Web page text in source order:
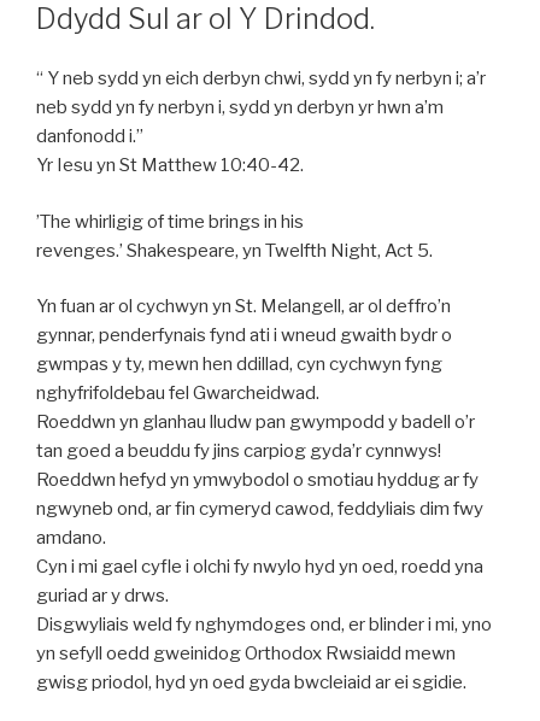
Ddydd Sul ar ol Y Drindod.
“ Y neb sydd yn eich derbyn chwi, sydd yn fy nerbyn i; a’r
neb sydd yn fy nerbyn i, sydd yn derbyn yr hwn a’m
danfonodd i.”
Yr Iesu yn St Matthew 10:40-42.
’The whirligig of time brings in his
revenges.’ Shakespeare, yn Twelfth Night, Act 5.
Yn fuan ar ol cychwyn yn St. Melangell, ar ol deffro’n
gynnar, penderfynais fynd ati i wneud gwaith bydr o
gwmpas y ty, mewn hen ddillad, cyn cychwyn fyng
nghyfrifoldebau fel Gwarcheidwad.
Roeddwn yn glanhau lludw pan gwympodd y badell o’r
tan goed a beuddu fy jins carpiog gyda’r cynnwys!
Roeddwn hefyd yn ymwybodol o smotiau hyddug ar fy
ngwyneb ond, ar fin cymeryd cawod, feddyliais dim fwy
amdano.
Cyn i mi gael cyfle i olchi fy nwylo hyd yn oed, roedd yna
guriad ar y drws.
Disgwyliais weld fy nghymdoges ond, er blinder i mi, yno
yn sefyll oedd gweinidog Orthodox Rwsiaidd mewn
gwisg priodol, hyd yn oed gyda bwcleiaid ar ei sgidie.